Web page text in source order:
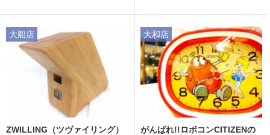
ZWILLING（ツヴァイリング）
大船店
がんばれ!!ロボコンCITIZENの
大和店